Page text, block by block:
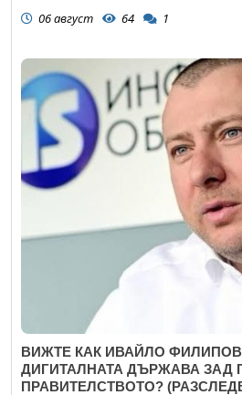
06 август 64 1
ВИЖТЕ КАК ИВАЙЛО
ДИГИТАЛНАТА ДЪРЖАВА ЗАД
ПРАВИТЕЛСТВОТО?